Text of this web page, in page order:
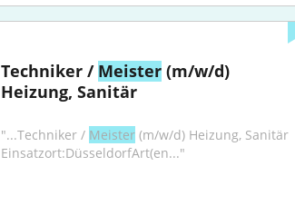
Techniker / Meister (m/w/d)
Heizung, Sanitär
"...Techniker / Meister (m/w/d) Heizung, Sanitär
Einsatzort:DüsseldorfArt(en..."